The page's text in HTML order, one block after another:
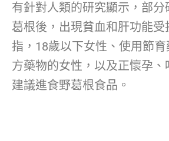
有針對人類的研究顯示，部
葛根後，出現貧血和肝功能受
指，18歲以下女性、使用節
方藥物的女性，以及正懷孕、
建議進食野葛根食品。